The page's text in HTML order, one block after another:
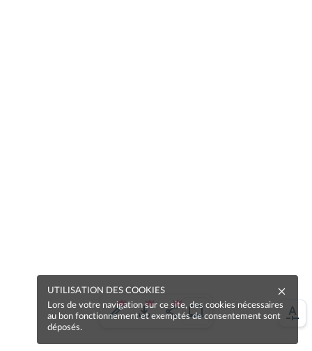
UTILISATION DES COOKIES
Lors de votre navigation sur ce site, des cookies nécessaires
au bon fonctionnement et exemptés de consentement sont
déposés.